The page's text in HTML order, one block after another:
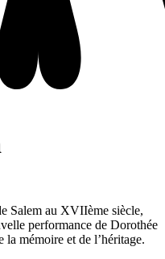
Salem au XVIIème siècle,
performance de Dorothée
mémoire et de l’héritage.